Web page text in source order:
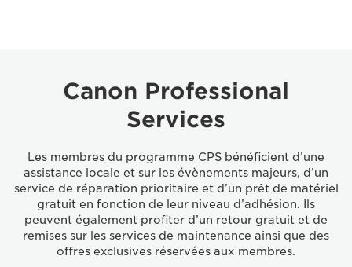
Canon Professional
Services
Les membres du programme CPS bénéficient d’une
assistance locale et sur les évènements majeurs, d’un
service de réparation prioritaire et d’un prêt de matériel
gratuit en fonction de leur niveau d’adhésion. Ils
peuvent également profiter d’un retour gratuit et de
remises sur les services de maintenance ainsi que des
offres exclusives réservées aux membres.